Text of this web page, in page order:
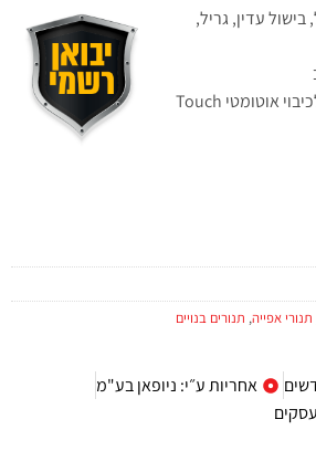
בישול עדין, גריל,
שעון דיגיטלי עם טיימר לכיבוי אוטומטי Touch
תנורי אפייה, תנורים בנויים
אחריות ע״י: ניופאן בע"מ